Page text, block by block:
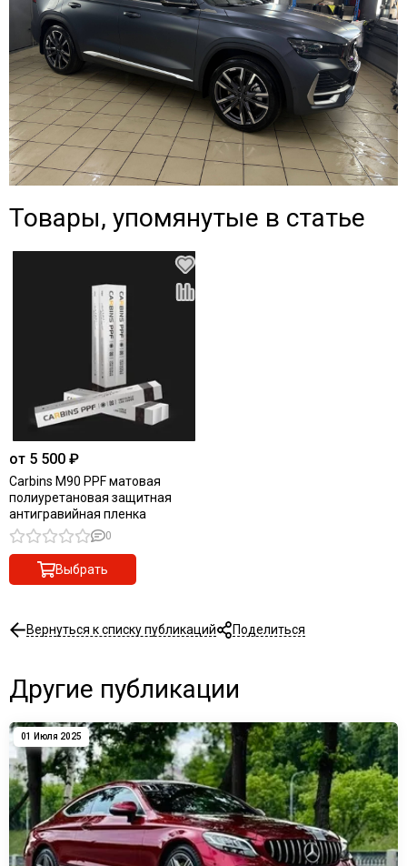
Товары, упомянутые в статье
от 5 500 ₽
Carbins M90 PPF матовая
полиуретановая защитная
антигравийная пленка
0
Выбрать
Вернуться к списку публикаций Поделиться
Другие публикации
01 Июля 2025